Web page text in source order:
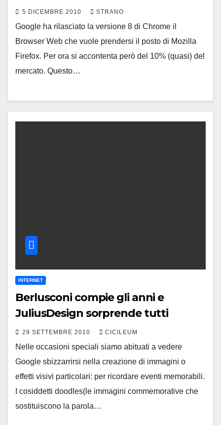
5 DICEMBRE 2010 STRANO
Google ha rilasciato la versione 8 di Chrome il
Browser Web che vuole prendersi il posto di Mozilla
Firefox. Per ora si accontenta però del 10% (quasi) del
mercato. Questo…
INTERNET
Berlusconi compie gli anni e
JuliusDesign sorprende tutti
29 SETTEMBRE 2010 CICILEUM
Nelle occasioni speciali siamo abituati a vedere
Google sbizzarrirsi nella creazione di immagini o
effetti visivi particolari: per ricordare eventi memorabili.
I cosiddetti doodles(le immagini commemorative che
sostituiscono la parola…